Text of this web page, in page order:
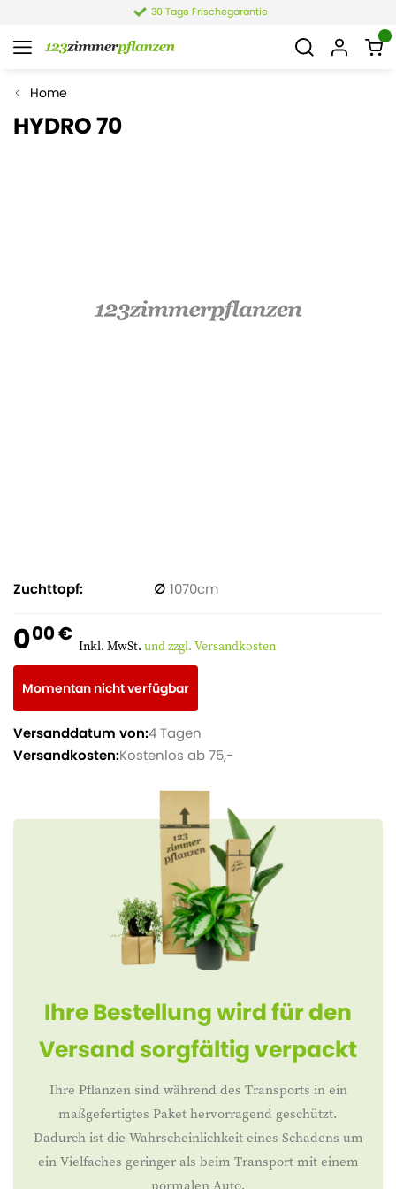
30 Tage Frischegarantie
Home
HYDRO 70
Zuchttopf 1070
000 € Inkl. MwSt. und zzgl. Versandkosten
Momentan nicht verfügbar
Versanddatum von:4 Tagen
Versandkosten:Kostenlos ab 75,-
Ihre Bestellung wird für den
Versand sorgfältig verpackt
Ihre Pflanzen sind während des Transports in ein
maßgefertigtes Paket hervorragend geschützt.
Dadurch ist die Wahrscheinlichkeit eines Schadens um
ein Vielfaches geringer als beim Transport mit einem
normalen Auto.